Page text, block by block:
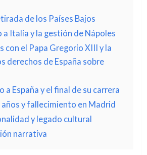
de los Países Bajos
a Italia y la gestión de Nápoles
con el Papa Gregorio XIII y la
derechos de España sobre
a España y el final de su carrera
y fallecimiento en Madrid
y legado cultural
narrativa